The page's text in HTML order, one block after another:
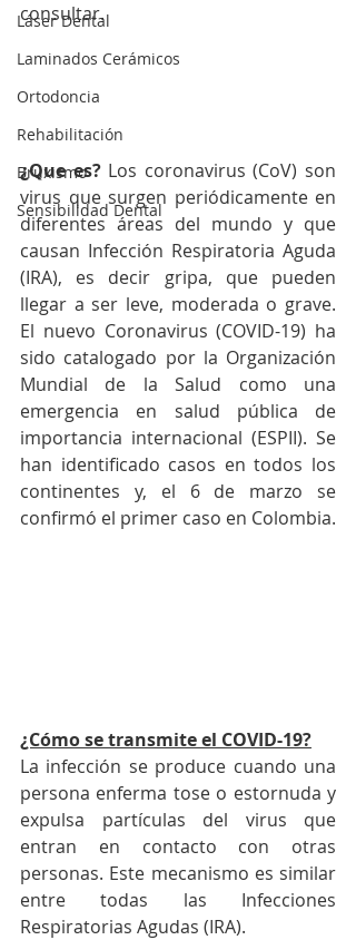
Láser Dental
Laminados Cerámicos
Ortodoncia
Rehabilitación
Bruxismo
Sensibilidad Dental
consultar.
¿Que es? Los coronavirus (CoV) son
virus que surgen periódicamente en
diferentes áreas del mundo y que
causan Infección Respiratoria Aguda
(IRA), es decir gripa, que pueden
llegar a ser leve, moderada o grave.
El nuevo Coronavirus (COVID-19) ha
sido catalogado por la Organización
Mundial de la Salud como una
emergencia en salud pública de
importancia internacional (ESPII). Se
han identificado casos en todos los
continentes y, el 6 de marzo se
confirmó el primer caso en Colombia.
¿Cómo se transmite el COVID-19?
La infección se produce cuando una
persona enferma tose o estornuda y
expulsa partículas del virus que
entran en contacto con otras
personas. Este mecanismo es similar
entre todas las Infecciones
Respiratorias Agudas (IRA).